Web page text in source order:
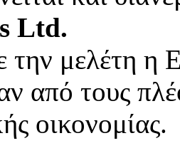
Ltd.
μελέτη η
από τους
οικονομίας.